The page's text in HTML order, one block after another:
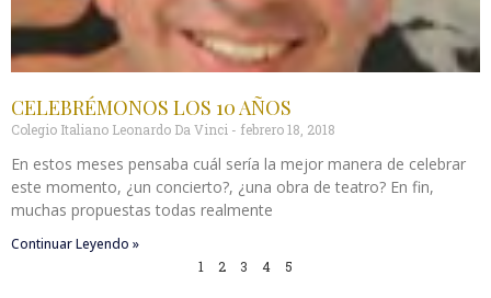
CELEBRÉMONOS LOS 10 AÑOS
Colegio Italiano Leonardo Da Vinci febrero 18, 2018
En estos meses pensaba cuál sería la mejor manera de celebrar
este momento, ¿un concierto?, ¿una obra de teatro? En fin,
muchas propuestas todas realmente
Continuar Leyendo »
1 2 3 4 5